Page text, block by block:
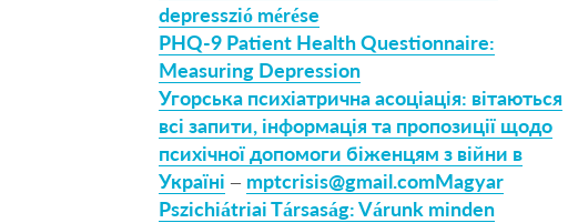
depresszió mérése
PHQ-9 Patient Health Questionnaire:
Measuring Depression
Угорська психіатрична асоціація: вітаються
всі запити, інформація та пропозиції щодо
психічної допомоги біженцям з війни в
Україні – mptcrisis@gmail.comMagyar
Pszichiátriai Társaság: Várunk minden